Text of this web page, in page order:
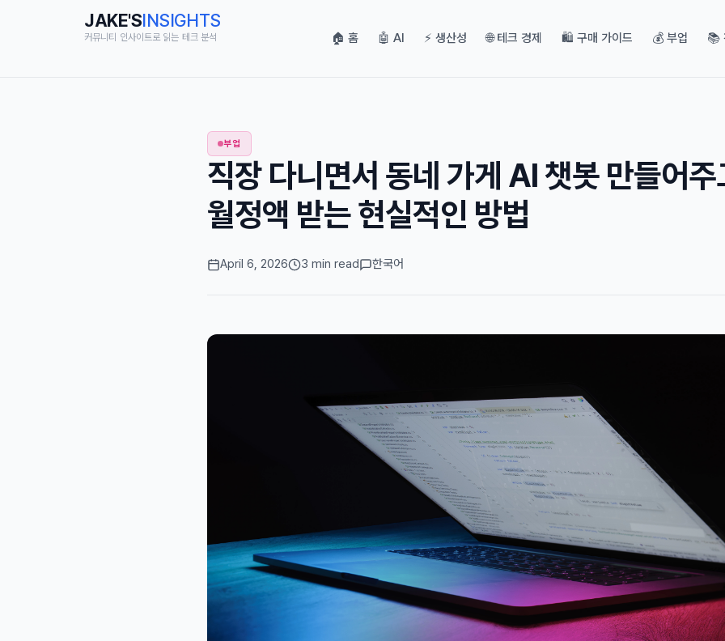
JAKE'SINSIGHTS
커뮤니티 인사이트로 읽는 테크 분석 🏠 홈 🤖 AI ⚡ 생산성 🌐 테크 경제 🛍️ 구매 가이드 💰 부업 📚
부업
직장 다니면서 동네 가게 AI 챗봇 만들어주
월정액 받는 현실적인 방법
April 6, 2026 3 min read 한국어